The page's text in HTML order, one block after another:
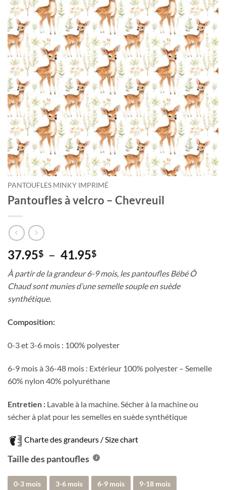
PANTOUFLES MINKY IMPRIMÉ
Pantoufles à velcro – Chevreuil
37.95$ – 41.95$Plage
prix :
37.95$
À partir de la grandeur 6-9 mois, les pantoufles Bébé Ô
Chaud sont munies d’une semelle souple en suède
synthétique.
Composition:
0-3 et 3-6 mois : 100% polyester
6-9 mois à 36-48 mois : Extérieur 100% polyester – Semelle
60% nylon 40% polyuréthane
Entretien : Lavable à la machine. Sécher à la machine ou
sécher à plat pour les semelles en suède synthétique
Charte des grandeurs / Size chart
Taille des pantoufles
0-3 mois 3-6 mois 6-9 mois 9-18 mois
Courriel
*
Nom
*
Date
de
naissance
Cliquez
ici
pour
obtenir
votre
10%